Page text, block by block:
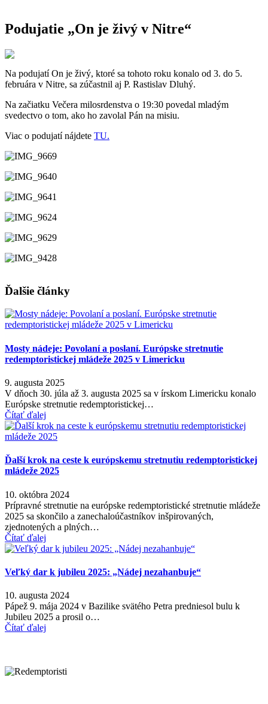
Podujatie „On je živý v Nitre“
Na podujatí On je živý, ktoré sa tohoto roku konalo od 3. do 5.
februára v Nitre, sa zúčastnil aj P. Rastislav Dluhý.
Na začiatku Večera milosrdenstva o 19:30 povedal mladým
svedectvo o tom, ako ho zavolal Pán na misiu.
Viac o podujatí nájdete TU.
Ďalšie články
Mosty nádeje: Povolaní a poslaní. Európske stretnutie
redemptoristickej mládeže 2025 v Limericku
9. augusta 2025
V dňoch 30. júla až 3. augusta 2025 sa v írskom Limericku konalo
Európske stretnutie redemptoristickej…
Čítať ďalej
Ďalší krok na ceste k európskemu stretnutiu redemptoristickej
mládeže 2025
10. októbra 2024
Prípravné stretnutie na európske redemptoristické stretnutie mládeže
2025 sa skončilo a zanechaloúčastníkov inšpirovaných,
zjednotených a plných…
Čítať ďalej
Veľký dar k jubileu 2025: „Nádej nezahanbuje“
10. augusta 2024
Pápež 9. mája 2024 v Bazilike svätého Petra predniesol bulu k
Jubileu 2025 a prosil o…
Čítať ďalej